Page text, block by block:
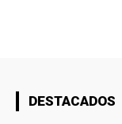
DESTACADOS